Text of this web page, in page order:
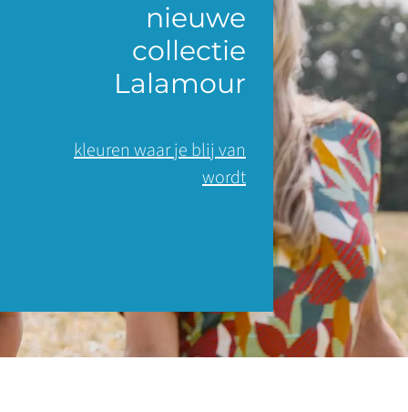
nieuwe
collectie
Lalamour
kleuren waar je blij van
wordt